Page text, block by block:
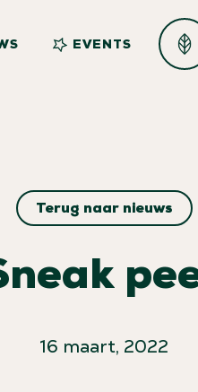
EVENTS
Terug naar nieuws
16 maart, 2022